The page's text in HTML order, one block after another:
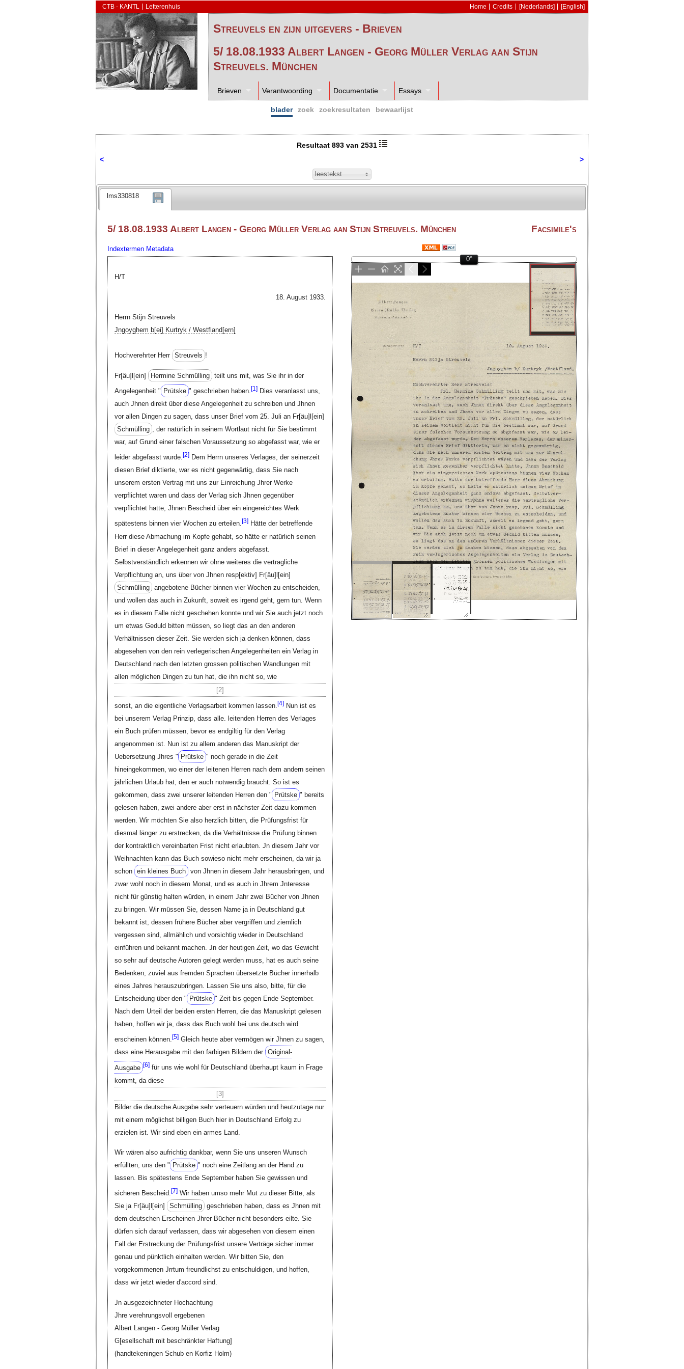
CTB - KANTL Letterenhuis Home Credits [Nederlands] [English]
Streuvels en zijn uitgevers - Brieven
5/ 18.08.1933 Albert Langen - Georg Müller Verlag aan Stijn
Streuvels. München
Brieven Verantwoording Documentatie Essays
blader zoek zoekresultaten bewaarlijst
<
Resultaat 893 van 2531
leestekst
>
lms330818
5/ 18.08.1933 Albert Langen - Georg Müller Verlag aan Stijn Streuvels. München
Indextermen Metadata
Facsimile's
H/T
18. August 1933.
Herrn Stijn Streuvels
Jngoyghem b[ei] Kurtryk / Westfland[ern]
Hochverehrter Herr Streuvels !
Fr[äu]l[ein] Hermine Schmülling teilt uns mit, was Sie ihr in der
Angelegenheit " Prütske " geschrieben haben. [1]Dies veranlasst uns,
auch Jhnen direkt über diese Angelegenheit zu schreiben und Jhnen
vor allen Dingen zu sagen, dass unser Brief vom 25. Juli an Fr[äu]l[ein]
Schmülling , der natürlich in seinem Wortlaut nicht für Sie bestimmt
war, auf Grund einer falschen Voraussetzung so abgefasst war, wie er
leider abgefasst wurde.[2]Dem Herrn unseres Verlages, der seinerzeit
diesen Brief diktierte, war es nicht gegenwärtig, dass Sie nach
unserem ersten Vertrag mit uns zur Einreichung Jhrer Werke
verpflichtet waren und dass der Verlag sich Jhnen gegenüber
verpflichtet hatte, Jhnen Bescheid über ein eingereichtes Werk
spätestens binnen vier Wochen zu erteilen.[3]Hätte der betreffende
Herr diese Abmachung im Kopfe gehabt, so hätte er natürlich seinen
Brief in dieser Angelegenheit ganz anders abgefasst.
Selbstverständlich erkennen wir ohne weiteres die vertragliche
Verpflichtung an, uns über von Jhnen resp[ektiv] Fr[äu]l[ein]
Schmülling angebotene Bücher binnen vier Wochen zu entscheiden,
und wollen das auch in Zukunft, soweit es irgend geht, gern tun. Wenn
es in diesem Falle nicht geschehen konnte und wir Sie auch jetzt noch
um etwas Geduld bitten müssen, so liegt das an den anderen
Verhältnissen dieser Zeit. Sie werden sich ja denken können, dass
abgesehen von den rein verlegerischen Angelegenheiten ein Verlag in
Deutschland nach den letzten grossen politischen Wandlungen mit
allen möglichen Dingen zu tun hat, die ihn nicht so, wie
[2]
sonst, an die eigentliche Verlagsarbeit kommen lassen. [4]Nun ist es
bei unserem Verlag Prinzip, dass alle. leitenden Herren des Verlages
ein Buch prüfen müssen, bevor es endgiltig für den Verlag
angenommen ist. Nun ist zu allem anderen das Manuskript der
Uebersetzung Jhres " Prütske " noch gerade in die Zeit
hineingekommen, wo einer der leitenen Herren nach dem andern seinen
jährlichen Urlaub hat, den er auch notwendig braucht. So ist es
gekommen, dass zwei unserer leitenden Herren den " Prütske " bereits
gelesen haben, zwei andere aber erst in nächster Zeit dazu kommen
werden. Wir möchten Sie also herzlich bitten, die Prüfungsfrist für
diesmal länger zu erstrecken, da die Verhältnisse die Prüfung binnen
der kontraktlich vereinbarten Frist nicht erlaubten. Jn diesem Jahr vor
Weihnachten kann das Buch sowieso nicht mehr erscheinen, da wir ja
schon ein kleines Buch von Jhnen in diesem Jahr herausbringen, und
zwar wohl noch in diesem Monat, und es auch in Jhrem Jnteresse
nicht für günstig halten würden, in einem Jahr zwei Bücher von Jhnen
zu bringen. Wir müssen Sie, dessen Name ja in Deutschland gut
bekannt ist, dessen frühere Bücher aber vergriffen und ziemlich
vergessen sind, allmählich und vorsichtig wieder in Deutschland
einführen und bekannt machen. Jn der heutigen Zeit, wo das Gewicht
so sehr auf deutsche Autoren gelegt werden muss, hat es auch seine
Bedenken, zuviel aus fremden Sprachen übersetzte Bücher innerhalb
eines Jahres herauszubringen. Lassen Sie uns also, bitte, für die
Entscheidung über den " Prütske " Zeit bis gegen Ende September.
Nach dem Urteil der beiden ersten Herren, die das Manuskript gelesen
haben, hoffen wir ja, dass das Buch wohl bei uns deutsch wird
erscheinen können.[5]Gleich heute aber vermögen wir Jhnen zu sagen,
dass eine Herausgabe mit den farbigen Bildern der Original-
Ausgabe [6]für uns wie wohl für Deutschland überhaupt kaum in Frage
kommt, da diese
[3]
Bilder die deutsche Ausgabe sehr verteuern würden und heutzutage nur
mit einem möglichst billigen Buch hier in Deutschland Erfolg zu
erzielen ist. Wir sind eben ein armes Land.
Wir wären also aufrichtig dankbar, wenn Sie uns unseren Wunsch
erfüllten, uns den " Prütske " noch eine Zeitlang an der Hand zu
lassen. Bis spätestens Ende September haben Sie gewissen und
sicheren Bescheid.[7]Wir haben umso mehr Mut zu dieser Bitte, als
Sie ja Fr[äu]l[ein] Schmülling geschrieben haben, dass es Jhnen mit
dem deutschen Erscheinen Jhrer Bücher nicht besonders eilte. Sie
dürfen sich darauf verlassen, dass wir abgesehen von diesem einen
Fall der Erstreckung der Prüfungsfrist unsere Verträge sicher immer
genau und pünktlich einhalten werden. Wir bitten Sie, den
vorgekommenen Jrrtum freundlichst zu entschuldigen, und hoffen,
dass wir jetzt wieder d'accord sind.
Jn ausgezeichneter Hochachtung
Jhre verehrungsvoll ergebenen
Albert Langen - Georg Müller Verlag
G[esellschaft mit beschränkter Haftung]
(handtekeningen Schub en Korfiz Holm)
0°